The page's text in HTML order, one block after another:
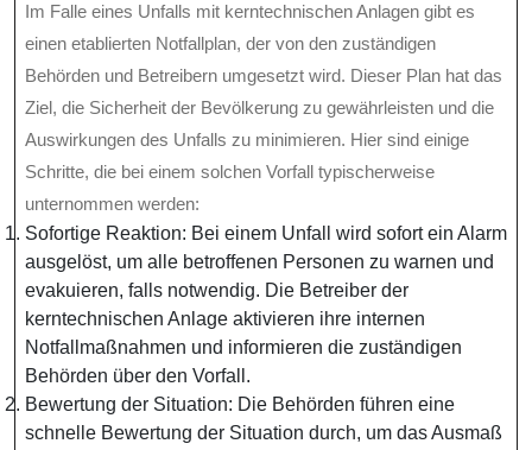
Im Falle eines Unfalls mit kerntechnischen Anlagen gibt es
einen etablierten Notfallplan, der von den zuständigen
Behörden und Betreibern umgesetzt wird. Dieser Plan hat das
Ziel, die Sicherheit der Bevölkerung zu gewährleisten und die
Auswirkungen des Unfalls zu minimieren. Hier sind einige
Schritte, die bei einem solchen Vorfall typischerweise
unternommen werden:
Sofortige Reaktion: Bei einem Unfall wird sofort ein Alarm
ausgelöst, um alle betroffenen Personen zu warnen und
evakuieren, falls notwendig. Die Betreiber der
kerntechnischen Anlage aktivieren ihre internen
Notfallmaßnahmen und informieren die zuständigen
Behörden über den Vorfall.
Bewertung der Situation: Die Behörden führen eine
schnelle Bewertung der Situation durch, um das Ausmaß